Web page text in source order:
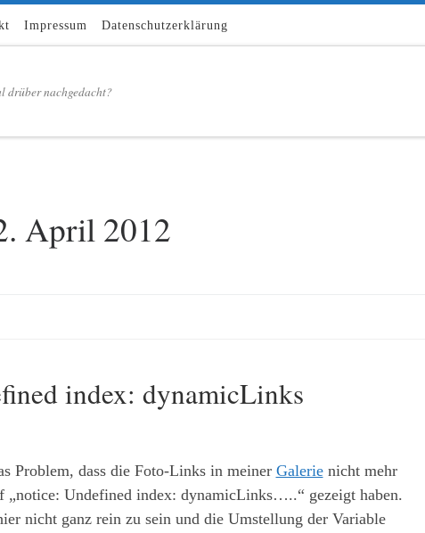
Impressum Datenschutzerklärung
drüber nachgedacht?
April 2012
index: dynamicLinks
Problem, dass die Foto-Links in meiner Galerienicht mehr
„notice: Undefined index: dynamicLinks…..“ gezeigt haben.
nicht ganz rein zu sein und die Umstellung der Variable